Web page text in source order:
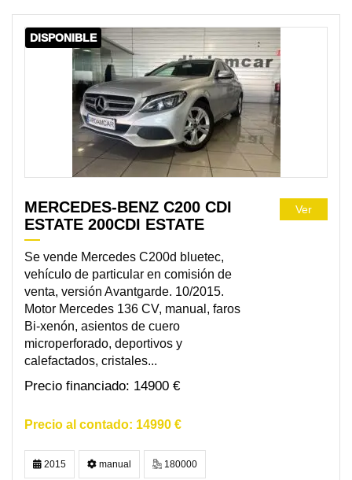
DISPONIBLE
MERCEDES-BENZ C200 CDI
ESTATE 200CDI ESTATE
Se vende Mercedes C200d bluetec,
vehículo de particular en comisión de
venta, versión Avantgarde. 10/2015.
Motor Mercedes 136 CV, manual, faros
Bi-xenón, asientos de cuero
microperforado, deportivos y
calefactados, cristales...
14900 €
14990 €
Ver
2015 manual 180000